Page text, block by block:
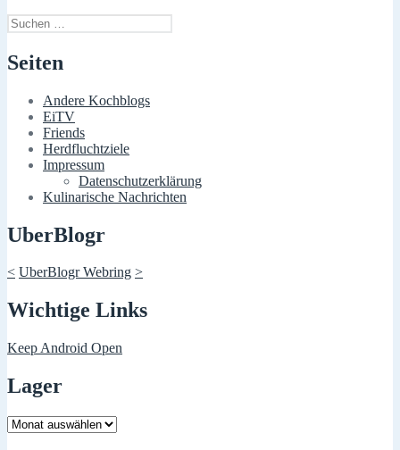
Suchen
nach:
Seiten
Andere Kochblogs
EiTV
Friends
Herdfluchtziele
Impressum
Datenschutzerklärung
Kulinarische Nachrichten
UberBlogr
< UberBlogr Webring >
Wichtige Links
Keep Android Open
Lager
Lager